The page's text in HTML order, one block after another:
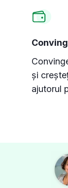
și
ajutorul